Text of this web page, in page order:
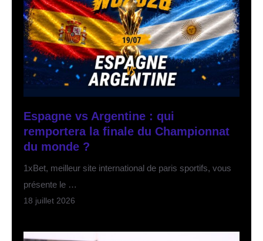
Espagne vs Argentine : qui
remportera la finale du Championnat
du monde ?
1xBet, meilleur site international de paris sportifs, vous
présente le …
18 juillet 2026